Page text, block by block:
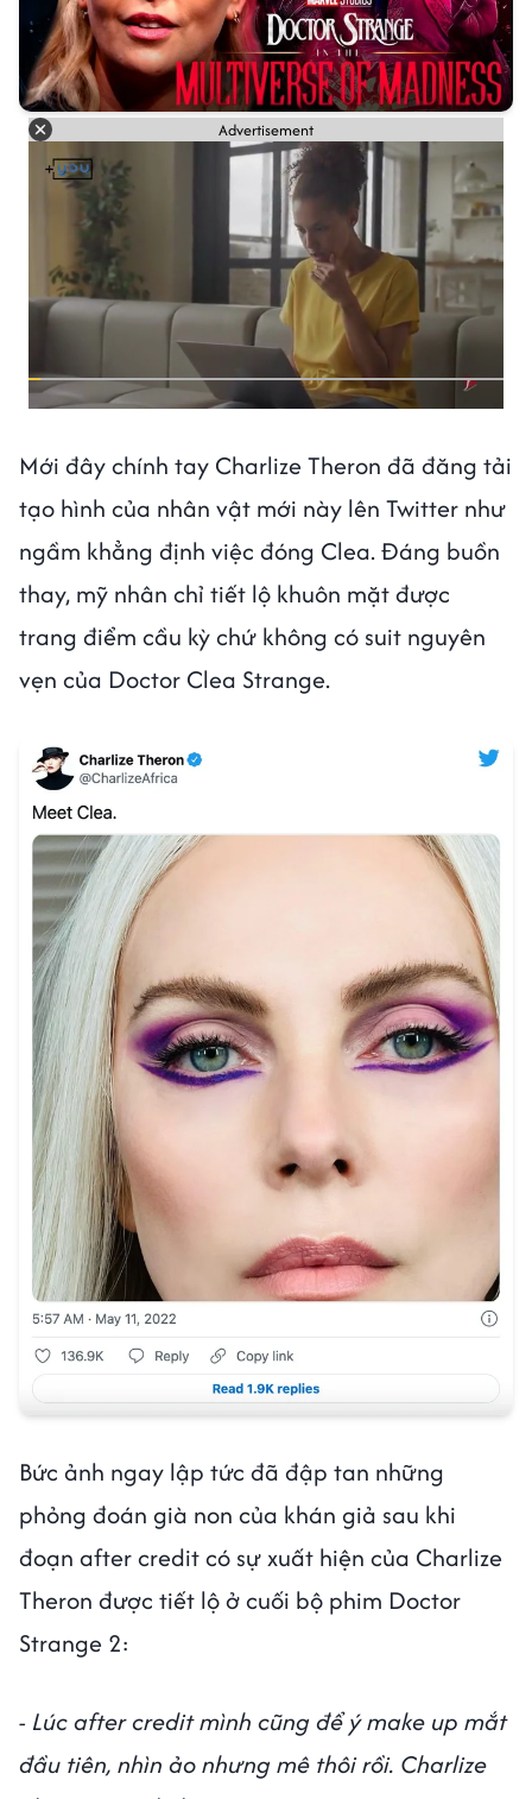
Advertisement
Mới đây chính tay Charlize Theron đã đăng tải
tạo hình của nhân vật mới này lên Twitter như
ngầm khẳng định việc đóng Clea. Đáng buồn
thay, mỹ nhân chỉ tiết lộ khuôn mặt được
trang điểm cầu kỳ chứ không có suit nguyên
vẹn của Doctor Clea Strange.
Bức ảnh ngay lập tức đã đập tan những
phỏng đoán già non của khán giả sau khi
đoạn after credit có sự xuất hiện của Charlize
Theron được tiết lộ ở cuối bộ phim Doctor
Strange 2:
- Lúc after credit mình cũng để ý make up mắt
đầu tiên, nhìn ảo nhưng mê thôi rồi. Charlize